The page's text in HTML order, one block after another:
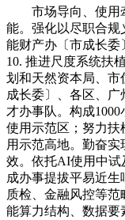
市场导向、使用牵
能。强化以尽职合规
能财产办〔市成长委
10. 推进尺度系统扶
划和天然资本局、市
成长委〕、各区、广
才办事队。构成
使用示范区；努力扶
用示范高地。勤奋实
效。依托AI使用中试
成办事提拔平易近
质检、金融风控等
能算力结构、数据要